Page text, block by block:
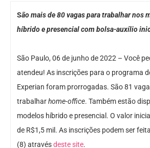
São mais de 80 vagas para trabalhar nos
híbrido e presencial com bolsa-auxílio
São Paulo, 06 de junho de 2022 – Você
atendeu! As inscrições para o programa
Experian foram prorrogadas. São 81
trabalharhome-office. Também estão
modelos híbrido e presencial. O valor
de R$1,5 mil. As inscrições podem ser
(8) atravésdeste site.